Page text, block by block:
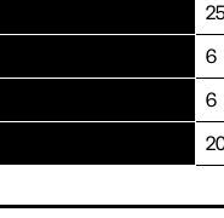
25
6
6